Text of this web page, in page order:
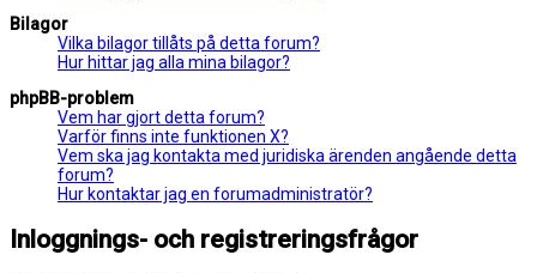
Bilagor
Vilka bilagor tillåts på detta forum?
Hur hittar jag alla mina bilagor?
phpBB-problem
Vem har gjort detta forum?
Varför finns inte funktionen X?
Vem ska jag kontakta med juridiska ärenden angående detta
forum?
Hur kontaktar jag en forumadministratör?
Inloggnings- och registreringsfrågor